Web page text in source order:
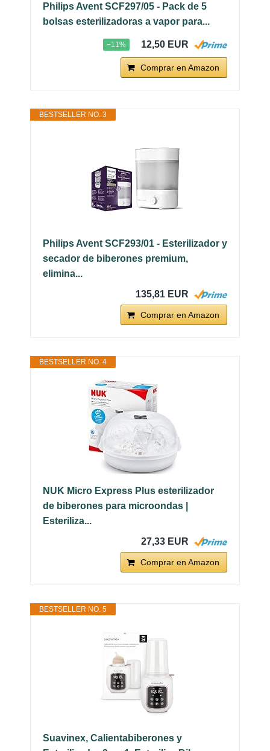
Philips Avent SCF297/05 - Pack de 5
bolsas esterilizadoras a vapor para...
−11% 12,50 EUR
Comprar en Amazon
BESTSELLER NO. 3
Philips Avent SCF293/01 - Esterilizador y
secador de biberones premium,
elimina...
135,81 EUR
Comprar en Amazon
BESTSELLER NO. 4
NUK Micro Express Plus esterilizador
de biberones para microondas |
Esteriliza...
27,33 EUR
Comprar en Amazon
BESTSELLER NO. 5
Suavinex, Calientabiberones y